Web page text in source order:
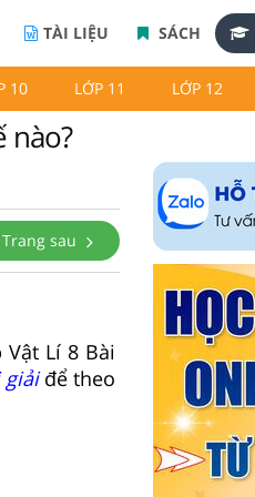
TÀI LIỆU SÁCH
10 LỚP 11 LỚP 12
nào?
Trang sau
Lí 8 Bài
giảiđể theo